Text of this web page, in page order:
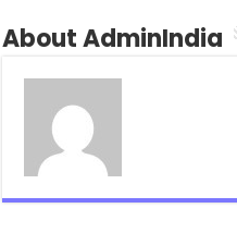
About AdminIndia